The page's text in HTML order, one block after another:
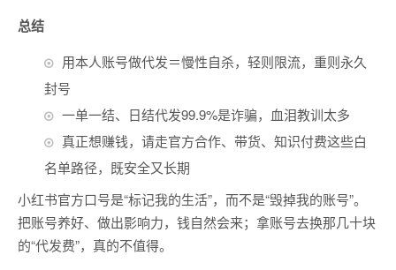
总结
用本人账号做代发＝慢性自杀，轻则限流，重则永久
封号
一单一结、日结代发99.9%是诈骗，血泪教训太多
真正想赚钱，请走官方合作、带货、知识付费这些白
名单路径，既安全又长期
小红书官方口号是“标记我的生活”，而不是“毁掉我的账号”。
把账号养好、做出影响力，钱自然会来；拿账号去换那几十块
的“代发费”，真的不值得。